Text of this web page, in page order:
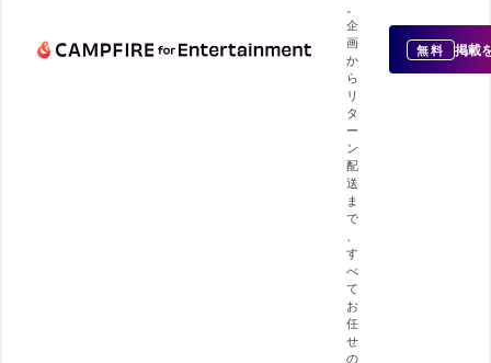
企
画
か
ら
リ
タ
ー
ン
配
送
ま
で
す
べ
て
お
任
せ
の
無料 掲載